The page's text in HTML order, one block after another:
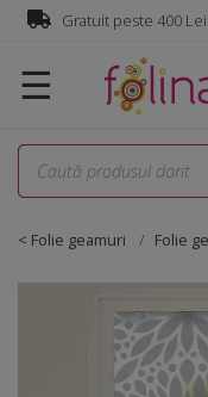
Gratuit peste 400 Lei
☰
< Folie geamuri Folie